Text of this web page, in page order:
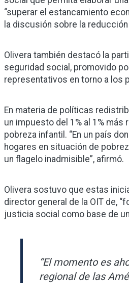
“superar el estancamiento
la discusión sobre la
Olivera también destacó la
seguridad social, promovido
representativos en torno a los
En materia de políticas
un impuesto del 1% al 1%
pobreza infantil. “En un país
hogares en situación de
un flagelo inadmisible”, afirmó.
Olivera sostuvo que estas
director general de la OIT de,
justicia social como base de
“El momento es
regional de las